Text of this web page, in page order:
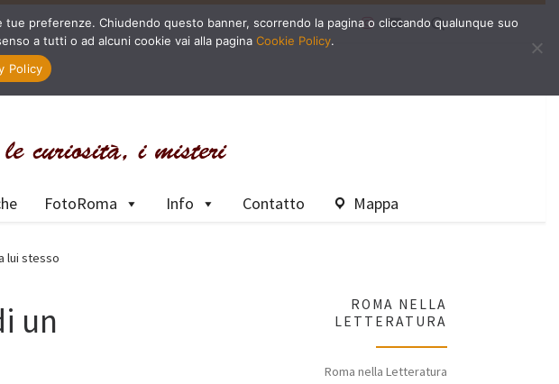
Search
FotoRoma Info Contatto Mappa
lui stesso
un
ROMA NELLA
LETTERATURA
Roma nella Letteratura
preferenze. Chiudendo questo banner, scorrendo la pagina o cliccando qualunque suo
a tutti o ad alcuni cookie vai alla pagina Cookie Policy.
Policy